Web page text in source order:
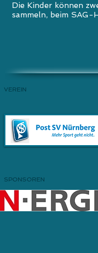
Die Kinder können
sammeln, beim
VEREIN
SPONSOREN